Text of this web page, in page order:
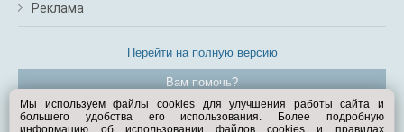
Реклама
Перейти на полную версию
Вам помочь?
© Exist.ru 1998—2026
Мы используем файлы cookies для улучшения работы сайта и
большего удобства его использования. Более подробную
информацию об использовании файлов cookies и правилах